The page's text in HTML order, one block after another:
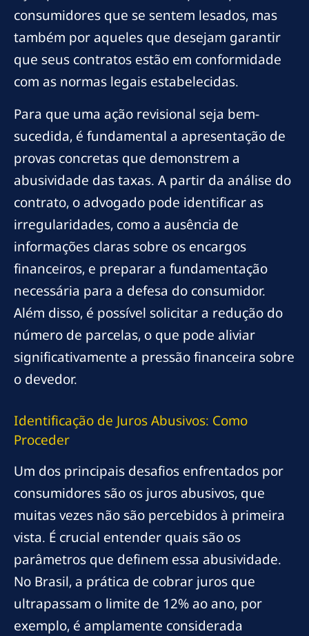
consumidores que se sentem lesados, mas
também por aqueles que desejam garantir
que seus contratos estão em conformidade
com as normas legais estabelecidas.
Para que uma ação revisional seja bem-
sucedida, é fundamental a apresentação de
provas concretas que demonstrem a
abusividade das taxas. A partir da análise do
contrato, o advogado pode identificar as
irregularidades, como a ausência de
informações claras sobre os encargos
financeiros, e preparar a fundamentação
necessária para a defesa do consumidor.
Além disso, é possível solicitar a redução do
número de parcelas, o que pode aliviar
significativamente a pressão financeira sobre
o devedor.
Identificação de Juros Abusivos: Como
Proceder
Um dos principais desafios enfrentados por
consumidores são os juros abusivos, que
muitas vezes não são percebidos à primeira
vista. É crucial entender quais são os
parâmetros que definem essa abusividade.
No Brasil, a prática de cobrar juros que
ultrapassam o limite de 12% ao ano, por
exemplo, é amplamente considerada